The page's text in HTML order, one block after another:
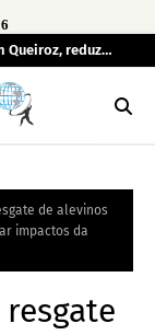
Queiroz, reduz
de alevinos
impactos da